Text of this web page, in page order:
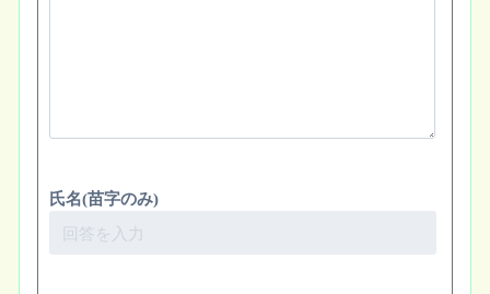
氏名(苗字のみ)